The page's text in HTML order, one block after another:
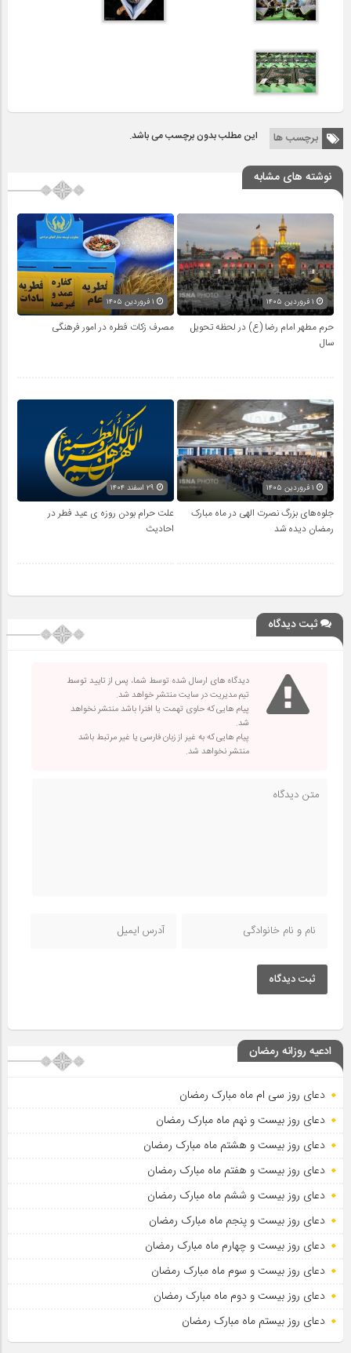
برچسب ها این مطلب بدون برچسب می باشد.
نوشته های مشابه
حرم مطهر امام رضا (ع) در لحظه تحویل
سال
مصرف زکات فطره در امور فرهنگی
جلوه‌های بزرگ نصرت الهی در ماه مبارک
رمضان دیده شد
علت حرام بودن روزه ی عید فطر در
احادیث
ثبت دیدگاه
دیدگاه های ارسال شده توسط شما، پس از تایید توسط
تیم مدیریت در سایت منتشر خواهد شد.
پیام هایی که حاوی تهمت یا افترا باشد منتشر نخواهد
شد.
پیام هایی که به غیر از زبان فارسی یا غیر مرتبط باشد
منتشر نخواهد شد.
ثبت دیدگاه
ادعیه روزانه رمضان
دعای روز سی ام ماه مبارک رمضان
دعای روز بیست و نهم ماه مبارک رمضان
دعای روز بیست و هشتم ماه مبارک رمضان
دعای روز بیست و هفتم ماه مبارک رمضان
دعای روز بیست و ششم ماه مبارک رمضان
دعای روز بیست و پنجم ماه مبارک رمضان
دعای روز بیست و چهارم ماه مبارک رمضان
دعای روز بیست و سوم ماه مبارک رمضان
دعای روز بیست و دوم ماه مبارک رمضان
دعای روز بیستم ماه مبارک رمضان